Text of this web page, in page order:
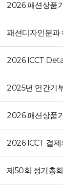
2026 패션상품
패션디자인분과
2026 ICCT
2025년 연간기
2026 패션상품
2026 ICCT 결제
제50회 정기총